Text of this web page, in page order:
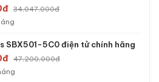
34,047,000đ
SBX501-5C0 điện tử chính hãng
47,200,000đ